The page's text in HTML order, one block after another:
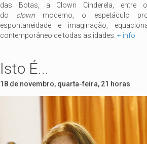
das Botas, a Clown Cinderela, entre
do clown moderno, o espetáculo
espontaneidade e imaginação,
contemporâneo de todas as idades. + info
Isto É...
18 de novembro, quarta-feira, 21 horas